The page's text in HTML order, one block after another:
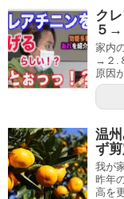
ク
５→
家内
→２.
原因
温
ず
我が
昨年
高を